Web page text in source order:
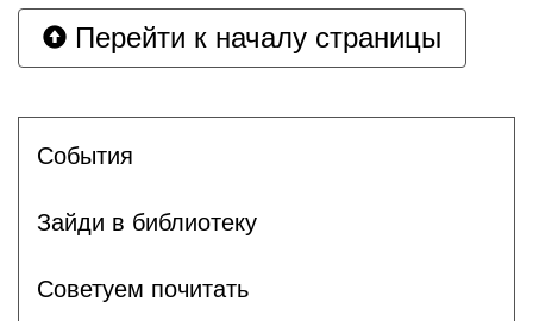
Перейти к началу страницы
События
Зайди в библиотеку
Советуем почитать